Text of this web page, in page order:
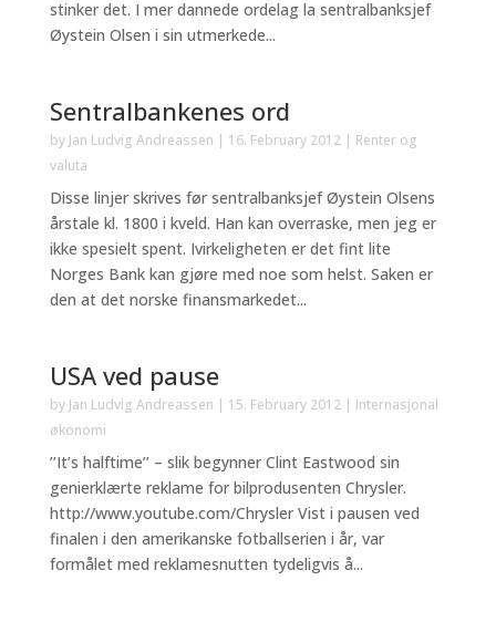
stinker det. I mer dannede ordelag la sentralbanksjef
Øystein Olsen i sin utmerkede...
Sentralbankenes ord
by Jan Ludvig Andreassen | 16. February 2012| Renter og
valuta
Disse linjer skrives før sentralbanksjef Øystein Olsens
årstale kl. 1800 i kveld. Han kan overraske, men jeg er
ikke spesielt spent. Ivirkeligheten er det fint lite
Norges Bank kan gjøre med noe som helst. Saken er
den at det norske finansmarkedet...
USA ved pause
by Jan Ludvig Andreassen | 15. February 2012| Internasjonal
økonomi
’’It’s halftime’’ – slik begynner Clint Eastwood sin
genierklærte reklame for bilprodusenten Chrysler.
http://www.youtube.com/Chrysler Vist i pausen ved
finalen i den amerikanske fotballserien i år, var
formålet med reklamesnutten tydeligvis å...